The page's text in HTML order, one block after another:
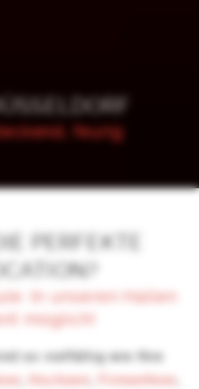
feurig
PERFEKTE
In unseren Hallen
möglich!
so vielfältig wie Ihre
Hochzeit Firmenfeier